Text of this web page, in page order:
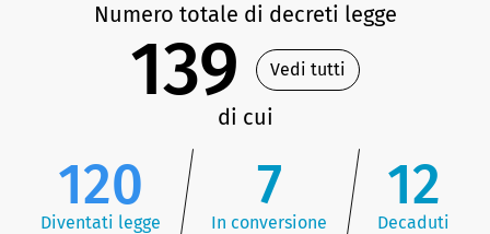
Numero totale di decreti legge
139 Vedi tutti
di cui
120
Diventati legge
7
In conversione
12
Decaduti